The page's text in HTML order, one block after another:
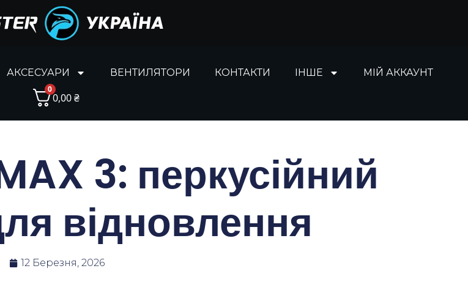
АКСЕСУАРИ ВЕНТИЛЯТОРИ КОНТАКТИ ІНШЕ МІЙ АККАУНТ
0
0,00₴
3: перкусійний
відновлення
12 Березня, 2026